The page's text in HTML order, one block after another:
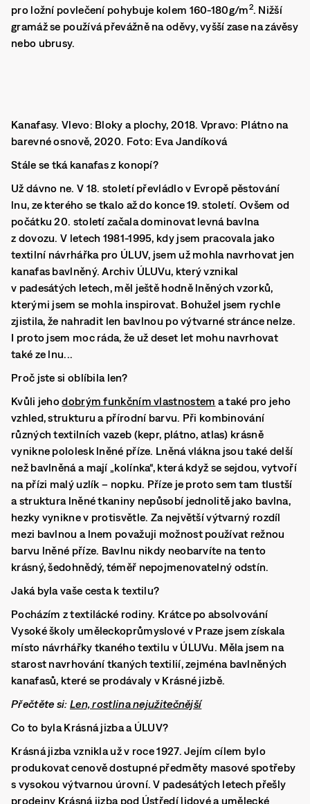
pro ložní povlečení pohybuje kolem 160-180g/m2. Nižší
gramáž se používá převážně na oděvy, vyšší zase na závěsy
nebo ubrusy.
Kanafasy. Vlevo: Bloky a plochy, 2018. Vpravo: Plátno na
barevné osnově, 2020. Foto: Eva Jandíková
Stále se tká kanafas z konopí?
Už dávno ne. V 18. století převládlo v Evropě pěstování
lnu, ze kterého se tkalo až do konce 19. století. Ovšem od
počátku 20. století začala dominovat levná bavlna
z dovozu. V letech 1981-1995, kdy jsem pracovala jako
textilní návrhářka pro ÚLUV, jsem už mohla navrhovat jen
kanafas bavlněný. Archiv ÚLUVu, který vznikal
v padesátých letech, měl ještě hodně lněných vzorků,
kterými jsem se mohla inspirovat. Bohužel jsem rychle
zjistila, že nahradit len bavlnou po výtvarné stránce nelze.
I proto jsem moc ráda, že už deset let mohu navrhovat
také ze lnu...
Proč jste si oblíbila len?
Kvůli jehodobrým funkčním vlastnostem a také pro jeho
vzhled, strukturu a přírodní barvu. Při kombinování
různých textilních vazeb (kepr, plátno, atlas) krásně
vynikne pololesk lněné příze. Lněná vlákna jsou také delší
než bavlněná a mají „kolínka“, která když se sejdou, vytvoří
na přízi malý uzlík – nopku. Příze je proto sem tam tlustší
a struktura lněné tkaniny nepůsobí jednolitě jako bavlna,
hezky vynikne v protisvětle. Za největší výtvarný rozdíl
mezi bavlnou a lnem považuji možnost používat režnou
barvu lněné příze. Bavlnu nikdy neobarvíte na tento
krásný, šedohnědý, téměř nepojmenovatelný odstín.
Jaká byla vaše cesta k textilu?
Pocházím z textilácké rodiny. Krátce po absolvování
Vysoké školy uměleckoprůmyslové v Praze jsem získala
místo návrhářky tkaného textilu v ÚLUVu. Měla jsem na
starost navrhování tkaných textilií, zejména bavlněných
kanafasů, které se prodávaly v Krásné jizbě.
Přečtěte si: Len, rostlina nejužitečnější
Co to byla Krásná jizba a ÚLUV?
Krásná jizba vznikla už v roce 1927. Jejím cílem bylo
produkovat cenově dostupné předměty masové spotřeby
s vysokou výtvarnou úrovní. V padesátých letech přešly
prodejny Krásná jizba pod Ústředí lidové a umělecké